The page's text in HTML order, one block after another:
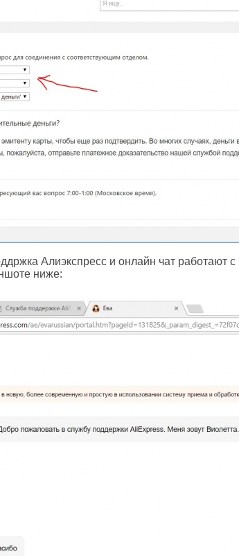
Алиэкспресс и онлайн чат работают
ниже: